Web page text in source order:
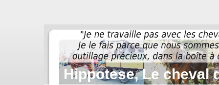
Hippotese, Le cheval